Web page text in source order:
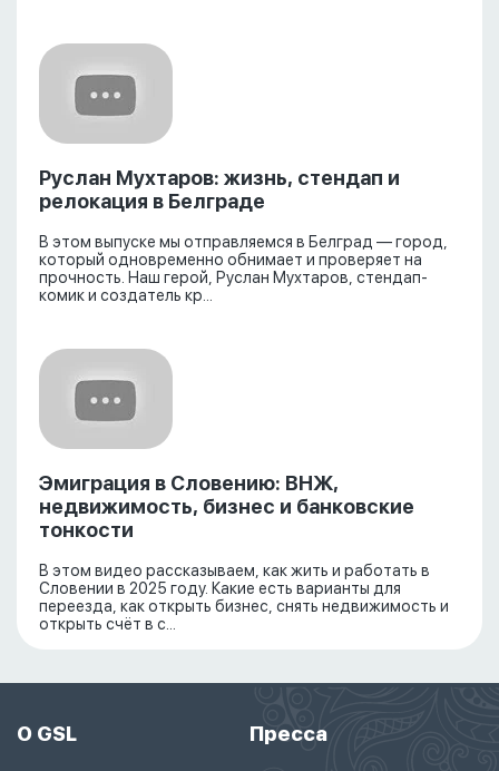
Руслан Мухтаров: жизнь, стендап и
релокация в Белграде
В этом выпуске мы отправляемся в Белград — город,
который одновременно обнимает и проверяет на
прочность. Наш герой, Руслан Мухтаров, стендап-
комик и создатель кр...
Эмиграция в Словению: ВНЖ,
недвижимость, бизнес и банковские
тонкости
В этом видео рассказываем, как жить и работать в
Словении в 2025 году. Какие есть варианты для
переезда, как открыть бизнес, снять недвижимость и
открыть счёт в с...
О GSL Пресса